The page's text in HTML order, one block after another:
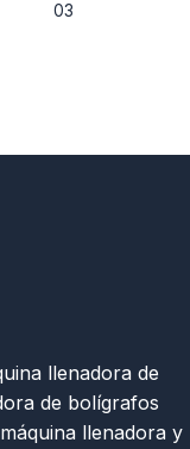
03
llenadora de
de bolígrafos
llenadora y